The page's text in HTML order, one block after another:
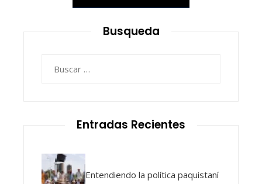
Busqueda
Entradas Recientes
Entendiendo la política paquistaní